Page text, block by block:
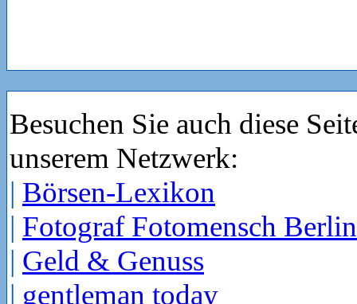
Besuchen Sie auch diese
unserem Netzwerk:
| Börsen-Lexikon
| Fotograf Fotomensch Berlin
| Geld & Genuss
| gentleman today